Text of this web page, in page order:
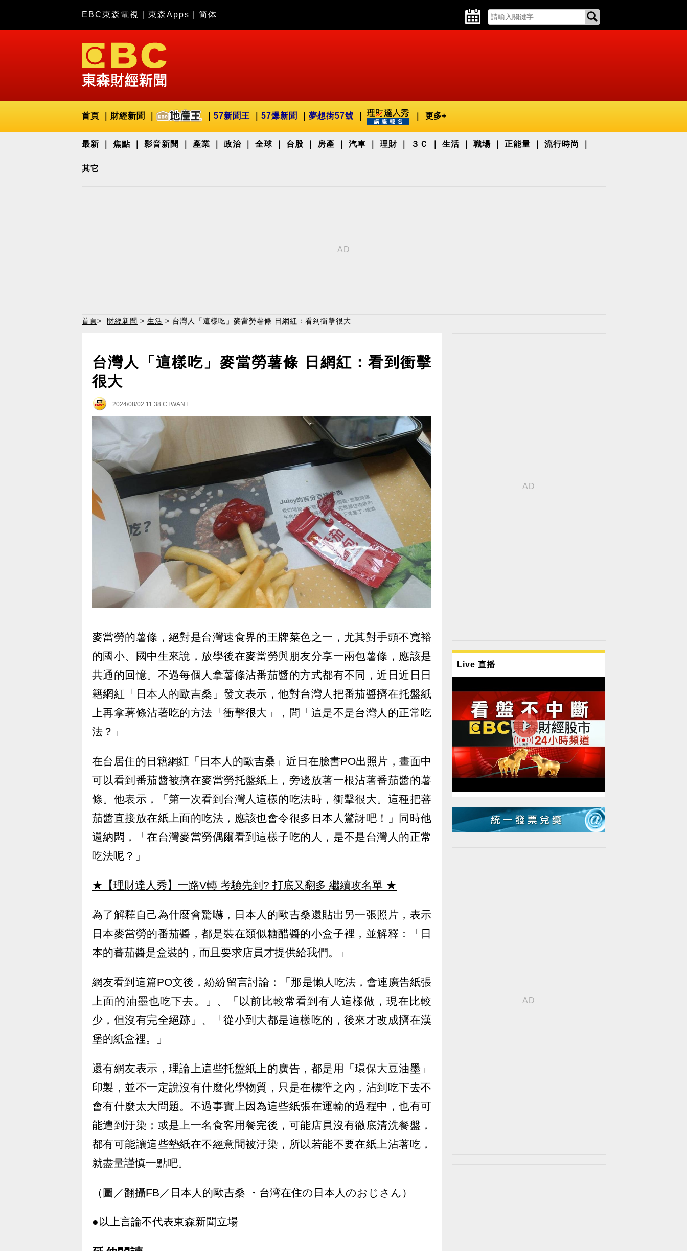
EBC東森電視 東森Apps 简体
首頁 財經新聞 57新聞王 57爆新聞 夢想街57號 更多+
最新 焦點 影音新聞 產業 政治 全球 台股 房產 汽車 理財 ３Ｃ 生活 職場 正能量 流行時尚
其它
首頁> 財經新聞 > 生活 > 台灣人「這樣吃」麥當勞薯條 日網紅：看到衝擊很大
台灣人「這樣吃」麥當勞薯條 日網紅：看到衝擊
很大
2024/08/02 11:38 CTWANT
麥當勞的薯條，絕對是台灣速食界的王牌菜色之一，尤其對手頭不寬裕
的國小、國中生來說，放學後在麥當勞與朋友分享一兩包薯條，應該是
共通的回憶。不過每個人拿薯條沾番茄醬的方式都有不同，近日近日日
籍網紅「日本人的歐吉桑」發文表示，他對台灣人把番茄醬擠在托盤紙
上再拿薯條沾著吃的方法「衝擊很大」，問「這是不是台灣人的正常吃
法？」
在台居住的日籍網紅「日本人的歐吉桑」近日在臉書PO出照片，畫面中
可以看到番茄醬被擠在麥當勞托盤紙上，旁邊放著一根沾著番茄醬的薯
條。他表示，「第一次看到台灣人這樣的吃法時，衝擊很大。這種把蕃
茄醬直接放在紙上面的吃法，應該也會令很多日本人驚訝吧！」同時他
還納悶，「在台灣麥當勞偶爾看到這樣子吃的人，是不是台灣人的正常
吃法呢？」
★【理財達人秀】一路V轉 考驗先到? 打底又翻多 繼續攻名單 ★
為了解釋自己為什麼會驚嚇，日本人的歐吉桑還貼出另一張照片，表示
日本麥當勞的番茄醬，都是裝在類似糖醋醬的小盒子裡，並解釋：「日
本的蕃茄醬是盒裝的，而且要求店員才提供給我們。」
網友看到這篇PO文後，紛紛留言討論：「那是懶人吃法，會連廣告紙張
上面的油墨也吃下去。」、「以前比較常看到有人這樣做，現在比較
少，但沒有完全絕跡」、「從小到大都是這樣吃的，後來才改成擠在漢
堡的紙盒裡。」
還有網友表示，理論上這些托盤紙上的廣告，都是用「環保大豆油墨」
印製，並不一定說沒有什麼化學物質，只是在標準之內，沾到吃下去不
會有什麼太大問題。不過事實上因為這些紙張在運輸的過程中，也有可
能遭到汙染；或是上一名食客用餐完後，可能店員沒有徹底清洗餐盤，
都有可能讓這些墊紙在不經意間被汙染，所以若能不要在紙上沾著吃，
就盡量謹慎一點吧。
（圖／翻攝FB／日本人的歐吉桑 ・台湾在住の日本人のおじさん）
●以上言論不代表東森新聞立場
Live 直播